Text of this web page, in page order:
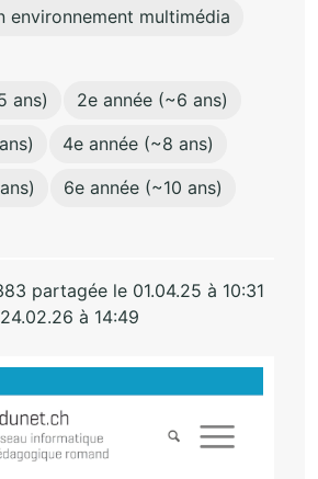
environnement multimédia
ans)
2e année (~6 ans)
4e année (~8 ans)
6e année (~10 ans)
partagée le 01.04.25 à 10:31
à 14:49